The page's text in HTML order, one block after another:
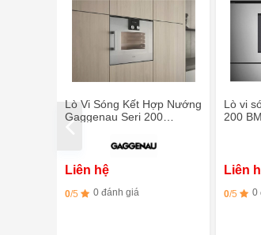
Lò Vi Sóng Kết Hợp Nướng
Gaggenau Seri 200
Liên hệ
0/5 0 đánh giá
Lò vi
200
Liên
0/5 0